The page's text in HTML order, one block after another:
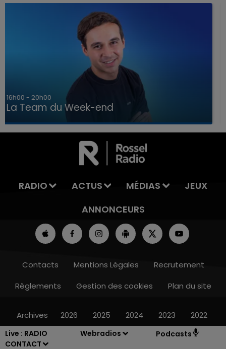
Live : RADIO
CONTACT
Webradios Podcasts
LA TEAM DU WEEK-END
7h00 - 12h00
La Team du Week-end
RADIO ACTUS MÉDIAS
JEUX
ANNONCEURS
Contacts Mentions Légales
Recrutement
Règlements
Gestion des cookies Plan du site
Archives 2026 2025 2024 2023 2022